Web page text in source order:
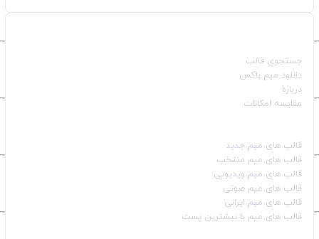
جستجوی قالب
دانلود میم باکس
درباره
مقایسه امکانات
قالب‌ های میم جدید
قالب‌ های میم منتخب
قالب‌ های میم ویدیویی
قالب‌ های میم صوتی
قالب‌ های میم ایرانی
قالب‌ های میم با بیشترین پست